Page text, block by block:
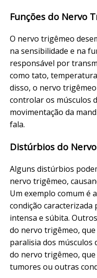
Funções do Nervo
O nervo trigêmeo
na sensibilidade e na
responsável por
como tato,
disso, o nervo
controlar os músculos
movimentação da
fala.
Distúrbios do
Alguns distúrbios
nervo trigêmeo,
Um exemplo comum é
condição
intensa e súbita.
do nervo trigêmeo,
paralisia dos músculos
do nervo trigêmeo,
tumores ou outras